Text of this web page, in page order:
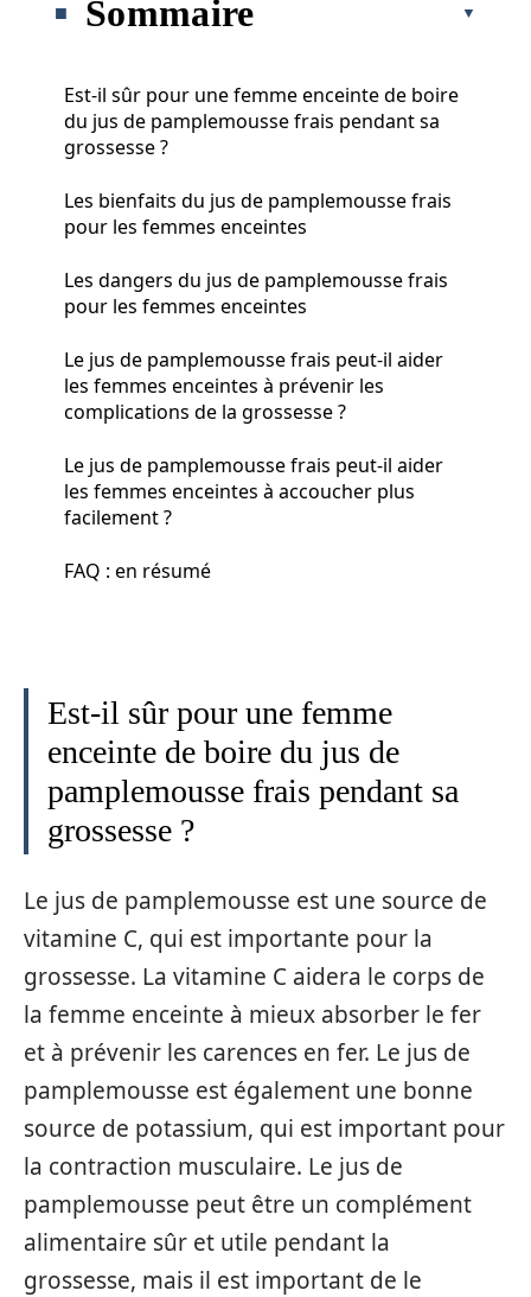
Sommaire
Est-il sûr pour une femme enceinte de boire
du jus de pamplemousse frais pendant sa
grossesse ?
Les bienfaits du jus de pamplemousse frais
pour les femmes enceintes
Les dangers du jus de pamplemousse frais
pour les femmes enceintes
Le jus de pamplemousse frais peut-il aider
les femmes enceintes à prévenir les
complications de la grossesse ?
Le jus de pamplemousse frais peut-il aider
les femmes enceintes à accoucher plus
facilement ?
FAQ : en résumé
Est-il sûr pour une femme
enceinte de boire du jus de
pamplemousse frais pendant sa
grossesse ?
Le jus de pamplemousse est une source de
vitamine C, qui est importante pour la
grossesse. La vitamine C aidera le corps de
la femme enceinte à mieux absorber le fer
et à prévenir les carences en fer. Le jus de
pamplemousse est également une bonne
source de potassium, qui est important pour
la contraction musculaire. Le jus de
pamplemousse peut être un complément
alimentaire sûr et utile pendant la
grossesse, mais il est important de le